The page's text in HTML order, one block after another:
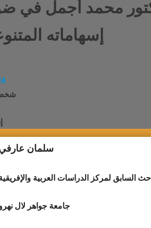
محمد أجمل في
إسهاماته
سلمان
السابق لمركز الدراسات العربية
جامعة جواهر لال